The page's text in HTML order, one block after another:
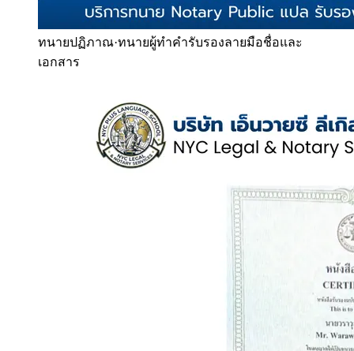
ทนายปฏิภาณ·ทนายผู้ทำคำรับรองลายมือชื่อและ
เอกสาร